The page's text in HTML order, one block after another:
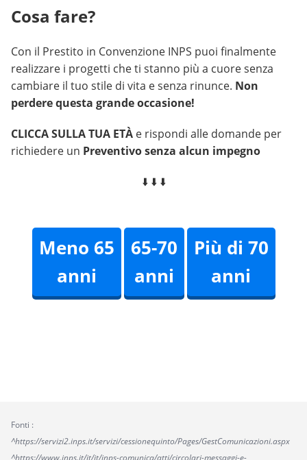
Cosa fare?
Con il Prestito in Convenzione INPS puoi finalmente
realizzare i progetti che ti stanno più a cuore senza
cambiare il tuo stile di vita e senza rinunce. Non
perdere questa grande occasione!
CLICCA SULLA TUA ETÀ e rispondi alle domande per
richiedere un Preventivo senza alcun impegno
⬇️ ⬇️ ⬇️
Meno 65
anni
65-70
anni
Più di 70
anni
Fonti :
^https://servizi2.inps.it/servizi/cessionequinto/Pages/GestComunicazioni.aspx
^https://www.inps.it/it/it/inps-comunica/atti/circolari-messaggi-e-